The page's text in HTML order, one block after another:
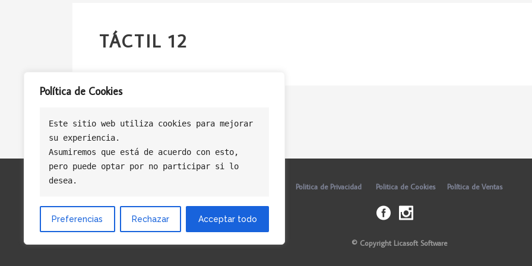
Política de Cookies
Este sitio web utiliza cookies para mejorar
su experiencia.
Asumiremos que está de acuerdo con esto,
pero puede optar por no participar si lo
desea.
Preferencias Rechazar Acceptar todo
TÁCTIL 12
Politica de Privacidad Politica de Cookies Política de Ventas
© Copyright Licasoft Software